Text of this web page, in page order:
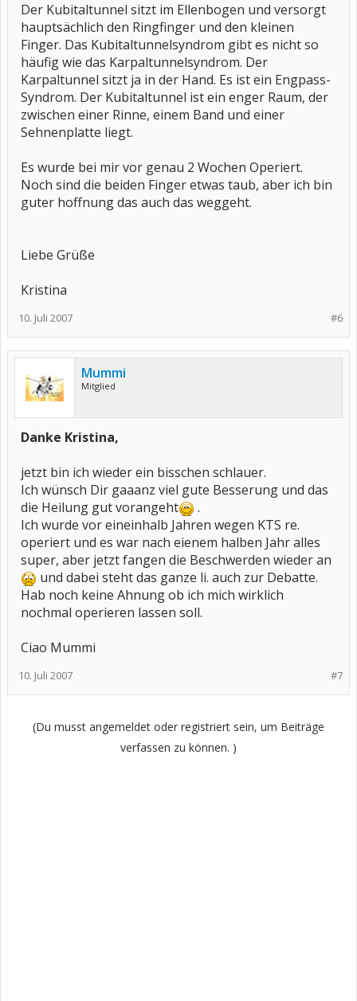
Der Kubitaltunnel sitzt im Ellenbogen und versorgt
hauptsächlich den Ringfinger und den kleinen
Finger. Das Kubitaltunnelsyndrom gibt es nicht so
häufig wie das Karpaltunnelsyndrom. Der
Karpaltunnel sitzt ja in der Hand. Es ist ein Engpass-
Syndrom. Der Kubitaltunnel ist ein enger Raum, der
zwischen einer Rinne, einem Band und einer
Sehnenplatte liegt.
Es wurde bei mir vor genau 2 Wochen Operiert.
Noch sind die beiden Finger etwas taub, aber ich bin
guter hoffnung das auch das weggeht.
Liebe Grüße
Kristina
#6
10. Juli 2007
Mummi
Mitglied
Danke Kristina,
jetzt bin ich wieder ein bisschen schlauer.
Ich wünsch Dir gaaanz viel gute Besserung und das
die Heilung gut vorangeht
.
Ich wurde vor eineinhalb Jahren wegen KTS re.
operiert und es war nach eienem halben Jahr alles
super, aber jetzt fangen die Beschwerden wieder an
und dabei steht das ganze li. auch zur Debatte.
Hab noch keine Ahnung ob ich mich wirklich
nochmal operieren lassen soll.
Ciao Mummi
#7
10. Juli 2007
(Du musst angemeldet oder registriert sein, um Beiträge
verfassen zu können. )